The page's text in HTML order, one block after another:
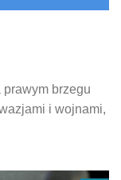
prawym brzegu
i wojnami,